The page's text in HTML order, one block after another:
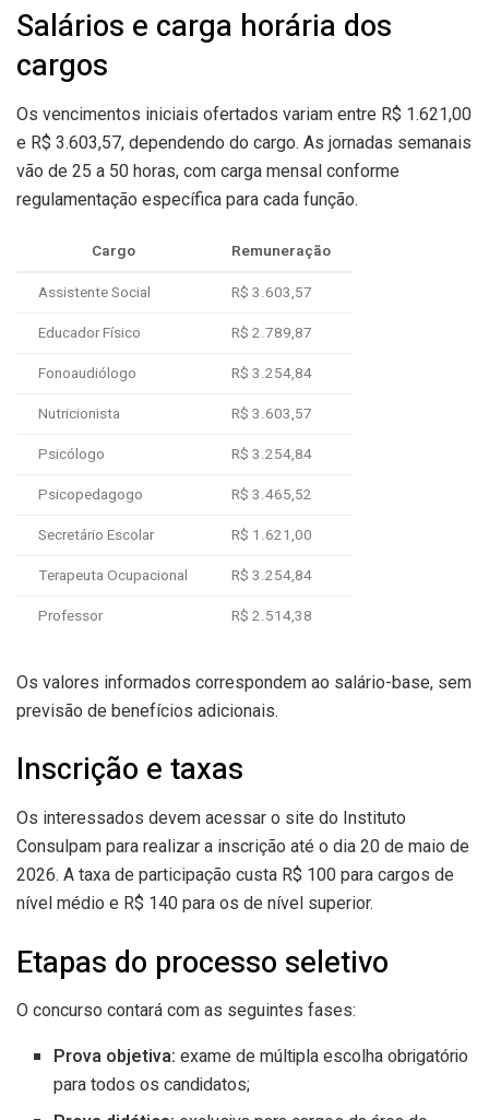
Salários e carga horária dos
cargos
Os vencimentos iniciais ofertados variam entre R$ 1.621,00
e R$ 3.603,57, dependendo do cargo. As jornadas semanais
vão de 25 a 50 horas, com carga mensal conforme
regulamentação específica para cada função.
Cargo
Remuneração
Assistente Social
R$ 3.603,57
Educador Físico
R$ 2.789,87
Fonoaudiólogo
R$ 3.254,84
Nutricionista
R$ 3.603,57
Psicólogo
R$ 3.254,84
Psicopedagogo
R$ 3.465,52
Secretário Escolar
R$ 1.621,00
Terapeuta Ocupacional
R$ 3.254,84
Professor
R$ 2.514,38
Os valores informados correspondem ao salário-base, sem
previsão de benefícios adicionais.
Inscrição e taxas
Os interessados devem acessar o site do Instituto
Consulpam para realizar a inscrição até o dia 20 de maio de
2026. A taxa de participação custa R$ 100 para cargos de
nível médio e R$ 140 para os de nível superior.
Etapas do processo seletivo
O concurso contará com as seguintes fases:
Prova objetiva: exame de múltipla escolha obrigatório
para todos os candidatos;